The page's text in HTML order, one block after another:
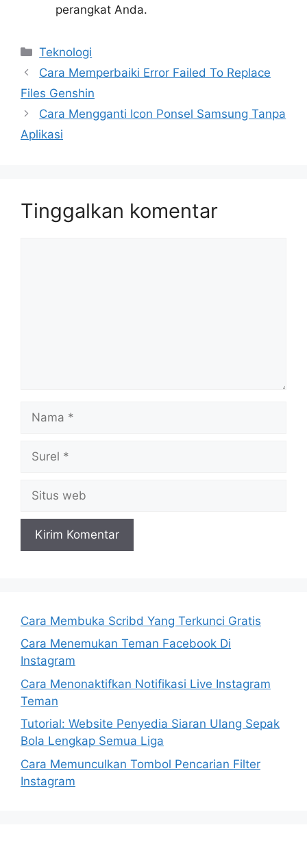
perangkat Anda.
Kategori
Teknologi
Cara Memperbaiki Error Failed To Replace
Files Genshin
Cara Mengganti Icon Ponsel Samsung Tanpa
Aplikasi
Tinggalkan komentar
web
Cara Membuka Scribd Yang Terkunci Gratis
Cara Menemukan Teman Facebook Di
Instagram
Cara Menonaktifkan Notifikasi Live Instagram
Teman
Tutorial: Website Penyedia Siaran Ulang Sepak
Bola Lengkap Semua Liga
Cara Memunculkan Tombol Pencarian Filter
Instagram